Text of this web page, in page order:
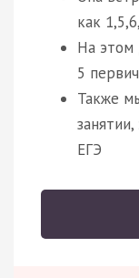
как
На этом
5
Также
ЕГЭ